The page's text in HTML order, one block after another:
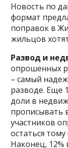
Новость по
формат
поправок в
жильцов
Развод и
опрошенных
– самый
разводе. Еще
доли в
прописывать
участников
остаться
Наконец, 12%